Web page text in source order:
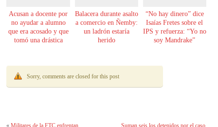
Acusan a docente por
no ayudar a alumno
que era acosado y que
tomó una drástica
Balacera durante asalto
a comercio en Ñemby:
un ladrón estaría
herido
“No hay dinero” dice
Isaías Fretes sobre el
IPS y refuerza: “Yo no
soy Mandrake”
Sorry, comments are closed for this post
«Militares de la FTC enfrentan
Suman seis los detenidos por el caso